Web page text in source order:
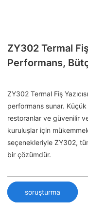
ZY302 Termal
Performans,
ZY302 Termal Fiş
performans sunar.
restoranlar ve güvenilir
kuruluşlar için
seçenekleriyle ZY302,
bir çözümdür.
soruşturma